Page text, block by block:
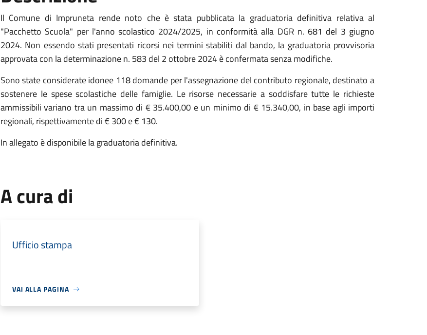
Il Comune di Impruneta rende noto che è stata pubblicata la graduatoria definitiva relativa al
"Pacchetto Scuola" per l'anno scolastico 2024/2025, in conformità alla DGR n. 681 del 3 giugno
2024. Non essendo stati presentati ricorsi nei termini stabiliti dal bando, la graduatoria provvisoria
approvata con la determinazione n. 583 del 2 ottobre 2024 è confermata senza modifiche.
Sono state considerate idonee 118 domande per l'assegnazione del contributo regionale, destinato a
sostenere le spese scolastiche delle famiglie. Le risorse necessarie a soddisfare tutte le richieste
ammissibili variano tra un massimo di € 35.400,00 e un minimo di € 15.340,00, in base agli importi
regionali, rispettivamente di € 300 e € 130.
In allegato è disponibile la graduatoria definitiva.
A cura di
Ufficio stampa
VAI ALLA PAGINA